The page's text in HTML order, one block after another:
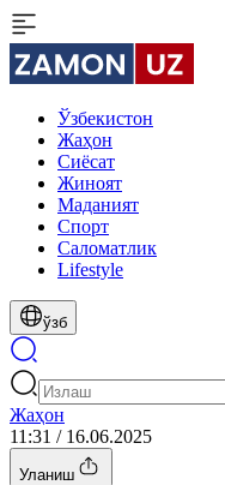
Ўзбекистон
Жаҳон
Сиёсат
Жиноят
Маданият
Спорт
Cаломатлик
Lifestyle
ўзб
Жаҳон
11:31 / 16.06.2025
Уланиш